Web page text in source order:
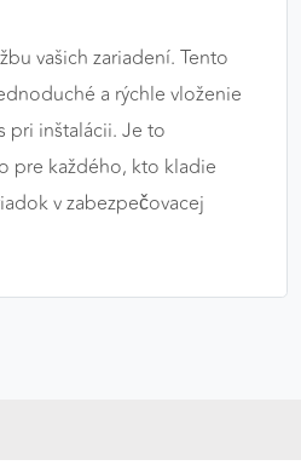
vašich zariadení. Tento
a rýchle vloženie
pri inštalácii. Je to
pre každého, kto kladie
v zabezpečovacej